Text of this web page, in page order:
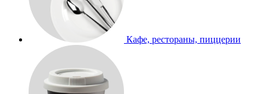
Кафе, рестораны, пиццерии